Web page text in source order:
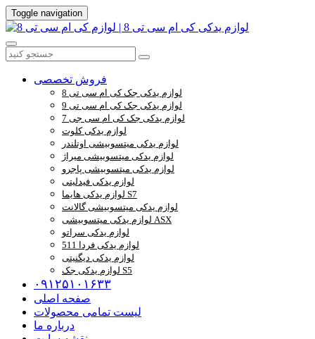
Toggle navigation
فروش تخصصی
لوازم یدکی جک کی ام سی تی 8
لوازم یدکی جک کی ام سی تی 9
لوازم یدکی جک کی ام سی جی 7
لوازم یدکی کلوت
لوازم یدکی میتسوبیشی اوتلندر
لوازم یدکی میتسوبیشی میراژ
لوازم یدکی میتسوبیشی پاجرو
لوازم یدکی فیدلیتی
لوازم یدکی هایما S7
لوازم یدکی میتسوبیشی گالانت
لوازم یدکی میتسوبیشی ASX
لوازم یدکی سراتو
لوازم یدکی فردا 511
لوازم یدکی دیگنیتی
لوازم یدکی جک S5
۰۹۱۲۵۱۰۱۶۳۳
صفحه اصلی
لیست تمامی محصولات
درباره ما